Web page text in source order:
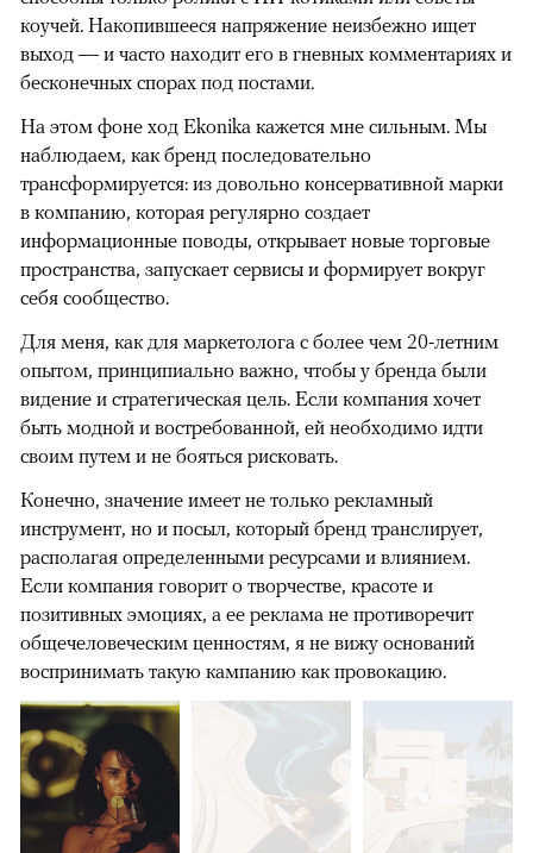
коучей. Накопившееся напряжение неизбежно ищет
выход — и часто находит его в гневных комментариях и
бесконечных спорах под постами.
На этом фоне ход Ekonika кажется мне сильным. Мы
наблюдаем, как бренд последовательно
трансформируется: из довольно консервативной марки
в компанию, которая регулярно создает
информационные поводы, открывает новые торговые
пространства, запускает сервисы и формирует вокруг
себя сообщество.
Для меня, как для маркетолога с более чем 20-летним
опытом, принципиально важно, чтобы у бренда были
видение и стратегическая цель. Если компания хочет
быть модной и востребованной, ей необходимо идти
своим путем и не бояться рисковать.
Конечно, значение имеет не только рекламный
инструмент, но и посыл, который бренд транслирует,
располагая определенными ресурсами и влиянием.
Если компания говорит о творчестве, красоте и
позитивных эмоциях, а ее реклама не противоречит
общечеловеческим ценностям, я не вижу оснований
воспринимать такую кампанию как провокацию.